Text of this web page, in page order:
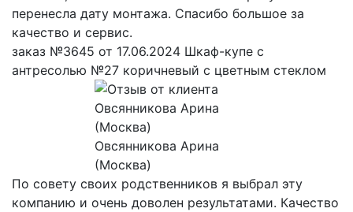
перенесла дату монтажа. Спасибо большое за
качество и сервис.
заказ №3645 от 17.06.2024 Шкаф-купе с
антресолью №27 коричневый с цветным стеклом
Овсянникова Арина
(Москва)
По совету своих родственников я выбрал эту
компанию и очень доволен результатами. Качество